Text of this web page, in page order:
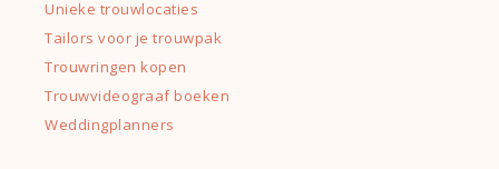
Unieke trouwlocaties
Tailors voor je trouwpak
Trouwringen kopen
Trouwvideograaf boeken
Weddingplanners